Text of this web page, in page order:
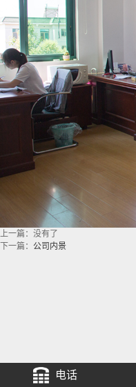
上一篇： 没有了
下一篇： 公司内景
电话